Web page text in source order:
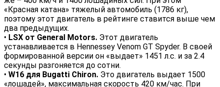
«Красная катана» тяжелый автомобиль (1786 кг),
поэтому этот двигатель в рейтинге ставится выше чем
два предыдущих.
• LSX от General Motors. Этот двигатель
устанавливается в Hennessey Venom GT Spyder. В своей
формированной версии он «выдает» 1451 л.с. и за 2.4
секунды разгоняется до сотни.
• W16 для Bugatti Chiron. Это двигатель выдает 1500
«лошадей», максимальная скорость 420 км/час. При